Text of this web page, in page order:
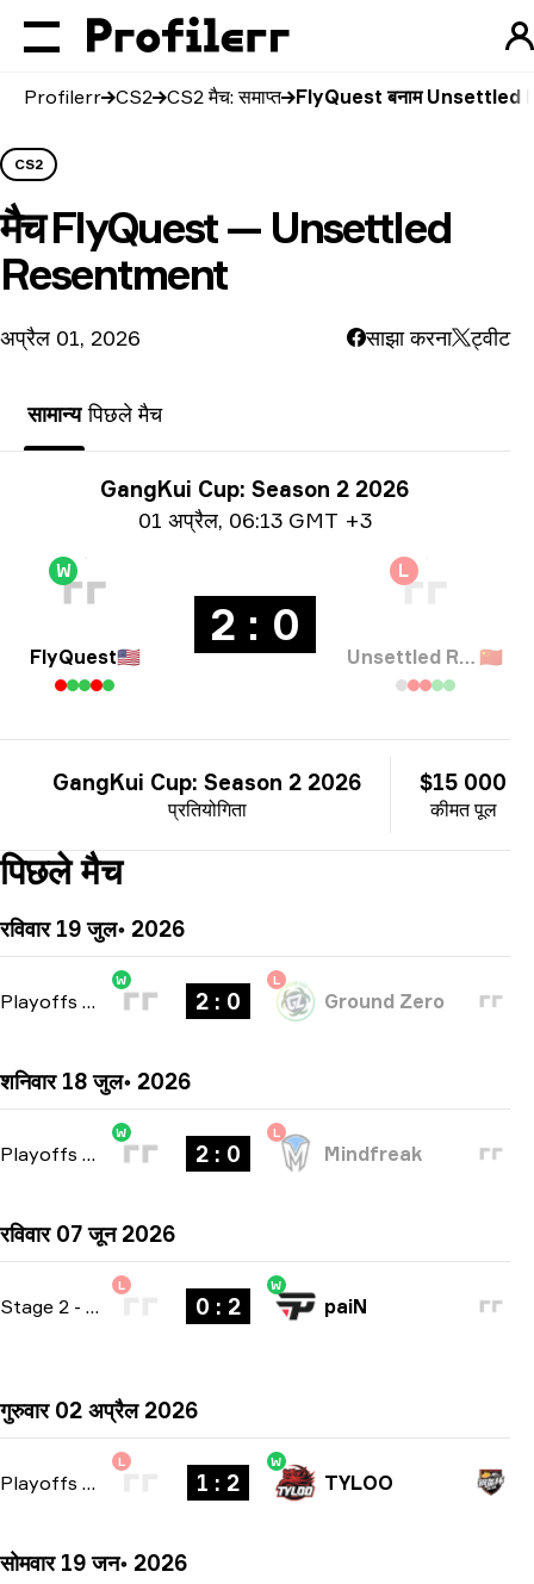
Profilerr CS2 CS2 मैच: समाप्त FlyQuest बनाम Unsettled
CS2
मैच FlyQuest — Unsettled
Resentment
अप्रैल 01, 2026 साझा करना ट्वीट
सामान्य पिछले मैच
प्रतियोगिता से जुड़ी जानकारी
GangKui Cup: Season 2 2026
01 अप्रैल, 06:13 GMT +3
W
FlyQuest🇺🇸
2 : 0
L
Unsettled Resentment 🇨🇳
प्रतियोगिता
GangKui Cup: Season 2 2026
कीमत पूल
$15 000
पिछले मैच
रविवार 19 जुल॰ 2026
Playoffs bo3
W
2 : 0
L
Ground Zero
शनिवार 18 जुल॰ 2026
Playoffs bo3
W
2 : 0
L
Mindfreak
रविवार 07 जून 2026
Stage 2 - bo3
L
0 : 2
W
paiN
गुरुवार 02 अप्रैल 2026
Playoffs
L
1 : 2
W
TYLOO
सोमवार 19 जन॰ 2026